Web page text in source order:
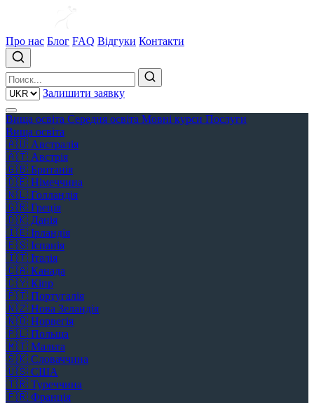
Про нас Блог FAQ Відгуки Контакти
Залишити заявку
Вища освіта Середня освіта Мовні курси Послуги
Вища освіта
🇦🇺 Австралія
🇦🇹 Австрія
🇬🇧 Британія
🇩🇪 Німеччина
🇳🇱 Голландія
🇬🇷 Греція
🇩🇰 Данія
🇮🇪 Ірландія
🇪🇸 Іспанія
🇮🇹 Італія
🇨🇦 Канада
🇨🇾 Кіпр
🇵🇹 Португалія
🇳🇿 Нова Зеландія
🇳🇴 Норвегія
🇵🇱 Польща
🇲🇹 Мальта
🇸🇰 Словаччина
🇺🇸 США
🇹🇷 Туреччина
🇫🇷 Франція